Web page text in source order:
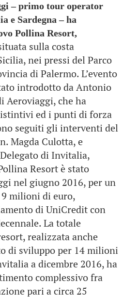
– primo tour operator
e Sardegna – ha
Pollina Resort,
sulla costa
nei pressi del Parco
di Palermo.L’evento
introdotto da Antonio
Aeroviaggi, che ha
ed i punti di forza
seguiti gli interventi del
Magda Culotta, e
di Invitalia,
Resort è stato
nel giugno 2016, per un
milioni di euro,
di UniCredit con
La totale
realizzata anche
di sviluppo per 14 milioni
a dicembre 2016, ha
complessivo fra
pari a circa 25